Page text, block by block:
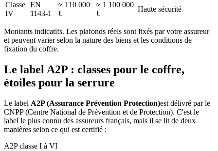
Classe
IV
EN
1143-1
≈ 110 000
€
≈ 1 100 000
€
Haute sécurité
Montants indicatifs. Les plafonds réels sont fixés par votre assureur
et peuvent varier selon la nature des biens et les conditions de
fixation du coffre.
Le label A2P : classes pour le coffre,
étoiles pour la serrure
Le label A2P (Assurance Prévention Protection)est délivré par le
CNPP (Centre National de Prévention et de Protection). C'est le
label le plus connu des assureurs français, mais il se lit de deux
manières selon ce qui est certifié :
A2P classe I à VI